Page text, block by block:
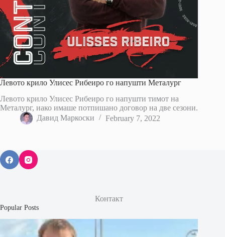
Левото крило Улисес Рибеиро го напушти Металург
Левото крило Улисес Рибеиро го напушти тимот на
Металург, иако имаше потпишано договор на две сезони.
Давид Маркоски
February 7, 2022
Контакт
Popular Posts